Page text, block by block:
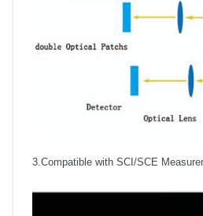
3.Compatible with SCI/SCE